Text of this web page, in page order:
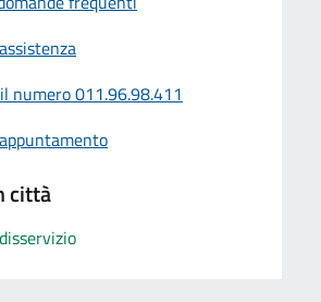
numero 011.96.98.411
città